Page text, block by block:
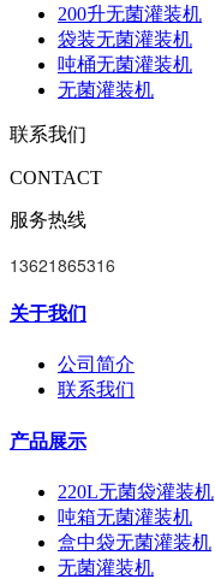
200升无菌灌装机
袋装无菌灌装机
吨桶无菌灌装机
无菌灌装机
联系我们
CONTACT
服务热线
13621865316
关于我们
公司简介
联系我们
产品展示
220L无菌袋灌装机
吨箱无菌灌装机
盒中袋无菌灌装机
无菌灌装机